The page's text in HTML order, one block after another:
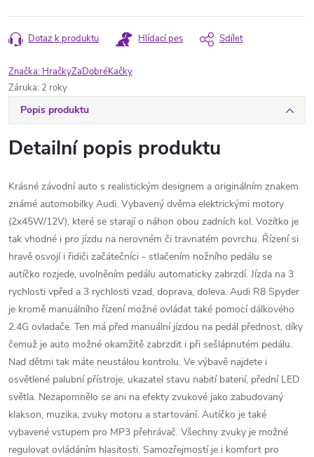
Dotaz k produktu Hlídací pes Sdílet
Značka: HračkyZaDobréKačky
Záruka: 2 roky
Popis produktu
Detailní popis produktu
Krásné závodní auto s realistickým designem a originálním znakem
známé automobilky Audi. Vybavený dvěma elektrickými motory
(2x45W/12V), které se starají o náhon obou zadních kol. Vozítko je
tak vhodné i pro jízdu na nerovném či travnatém povrchu. Řízení si
hravě osvojí i řidiči začátečníci - stlačením nožního pedálu se
autíčko rozjede, uvolněním pedálu automaticky zabrzdí. Jízda na 3
rychlosti vpřed a 3 rychlosti vzad, doprava, doleva. Audi R8 Spyder
je kromě manuálního řízení možné ovládat také pomocí dálkového
2.4G ovladače. Ten má před manuální jízdou na pedál přednost, díky
čemuž je auto možné okamžitě zabrzdit i při sešlápnutém pedálu.
Nad dětmi tak máte neustálou kontrolu. Ve výbavě najdete i
osvětlené palubní přístroje, ukazatel stavu nabití baterií, přední LED
světla. Nezapomnělo se ani na efekty zvukové jako zabudovaný
klakson, muzika, zvuky motoru a startování. Autíčko je také
vybavené vstupem pro MP3 přehrávač. Všechny zvuky je možné
regulovat ovládáním hlasitosti. Samozřejmostí je i komfort pro